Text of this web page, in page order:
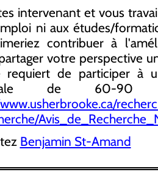
intervenant et vous
ni aux études/
contribuer à
votre perspective
requiert de participer à
de 60-90
Benjamin St-Amand